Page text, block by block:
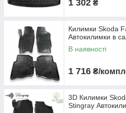
від бруду та вологи для салону
Stingray
— коврики з
довговічності та 3D коврики з
для максимальної захисту і
Кожен виріб виготовляється в
якість та доступну ціну.
Fabia I (6Y), та насолоджуйтеся
кожному кілометрі дороги!
1 302 ₴
Килимки Skoda
Автокилимки в
В наявності
1 716 ₴/
3D Килимки
Stingray